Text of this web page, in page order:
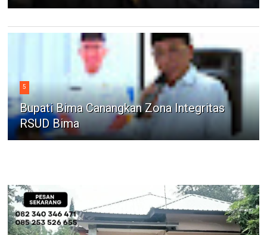
5
Bupati Bima Canangkan Zona Integritas
RSUD Bima